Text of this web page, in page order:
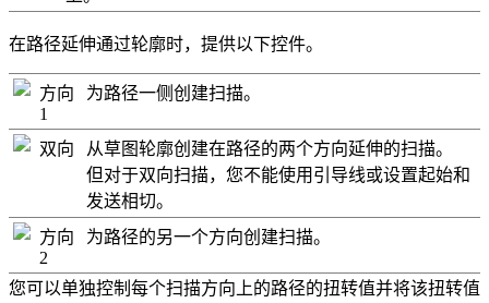
在路径延伸通过轮廓时，提供以下控件。
方向
1
为路径一侧创建扫描。
双向
从草图轮廓创建在路径的两个方向延伸的扫描。
但对于双向扫描，您不能使用引导线或设置起始和
发送相切。
方向
2
为路径的另一个方向创建扫描。
您可以单独控制每个扫描方向上的路径的扭转值并将该扭转值